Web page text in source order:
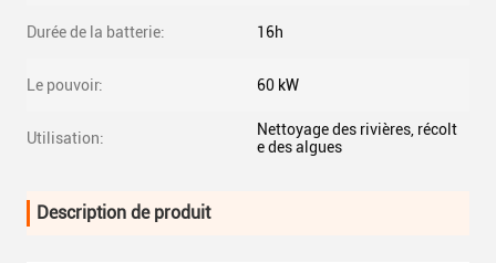
Durée de la batterie: 16h
Le pouvoir: 60 kW
Utilisation:
Nettoyage des rivières, récolt
e des algues
Description de produit